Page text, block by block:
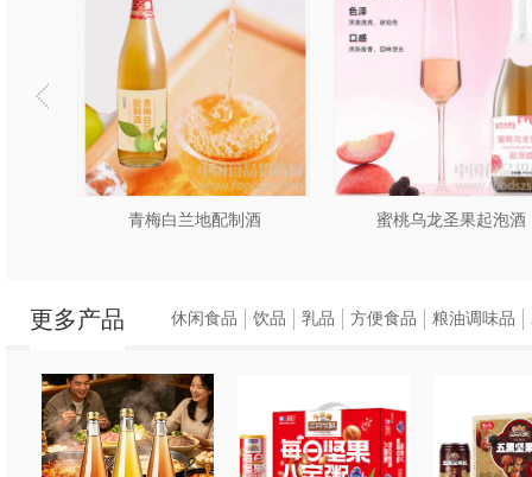
蜜桃乌龙圣果起泡酒 巧克力葡萄酒
更多产品 休闲食品 饮品 乳品 方便食品 粮油调味品